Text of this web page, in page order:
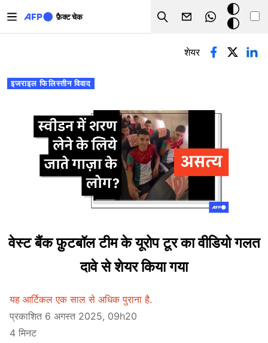
फ़ैक्ट चेक
Search
डार्क
मोड
प्राथमिक टैब्स
इजराइल फिलिस्तीन विवाद
शेयर
वेस्ट बैंक फ़ुटबॉल टीम के यूरोप टूर का वीडियो गलत
दावे से शेयर किया गया
यह आर्टिकल एक साल से अधिक पुराना है.
प्रकाशित 6 अगस्त 2025, 09h20
4 मिनट